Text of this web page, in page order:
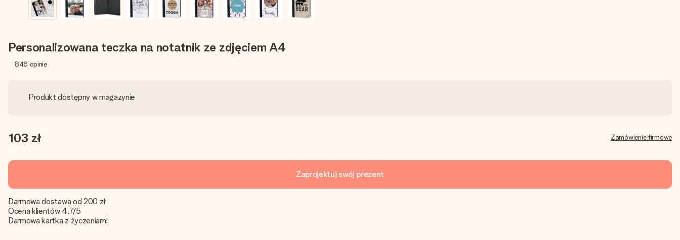
Personalizowana teczka na notatnik ze zdjęciem A4
846 opinie
Produkt dostępny w magazynie
103 zł Zamówienie firmowe
Zaprojektuj swój prezent
Darmowa dostawa od 200 zł
Ocena klientów 4.7/5
Darmowa kartka z życzeniami